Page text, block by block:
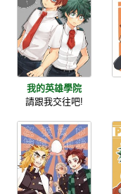
我的英雄學院
請跟我交往吧!